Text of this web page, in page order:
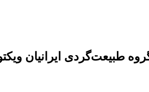
طبیعت‌گردی ایرانیان